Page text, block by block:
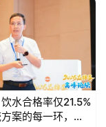
水合格率仅21.5%
案的每一环，都